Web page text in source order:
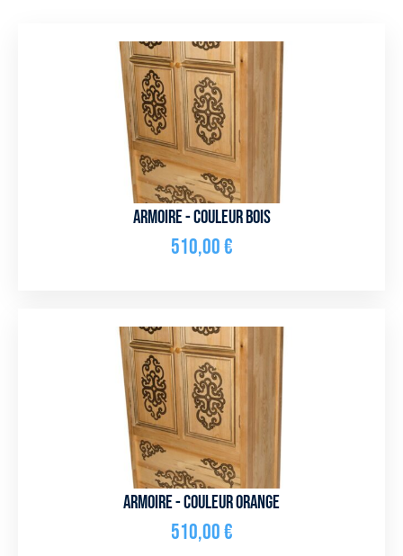
Armoire - couleur bois
510,00€
Armoire - couleur orange
510,00€